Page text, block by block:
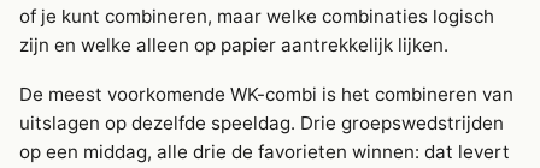
of je kunt combineren, maar welke combinaties logisch
zijn en welke alleen op papier aantrekkelijk lijken.
De meest voorkomende WK-combi is het combineren van
uitslagen op dezelfde speeldag. Drie groepswedstrijden
op een middag, alle drie de favorieten winnen: dat levert